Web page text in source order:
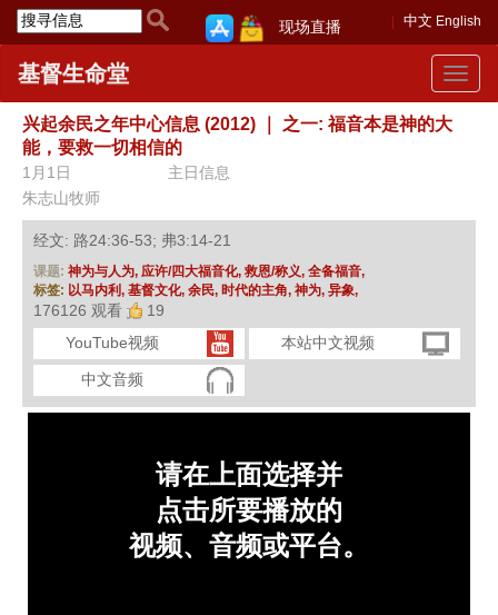
中文 English
现场直播
Toggle
基督生命堂
兴起余民之年中心信息 (2012)
之一: 福音本是神的大
能，要救一切相信的
1月1日
主日信息
朱志山牧师
经文: 路24:36-53; 弗3:14-21
课题: 神为与人为, 应许/四大福音化, 救恩/称义, 全备福音,
标签: 以马内利, 基督文化, 余民, 时代的主角, 神为, 异象,
176126 观看
19
YouTube视频
本站中文视频
中文音频